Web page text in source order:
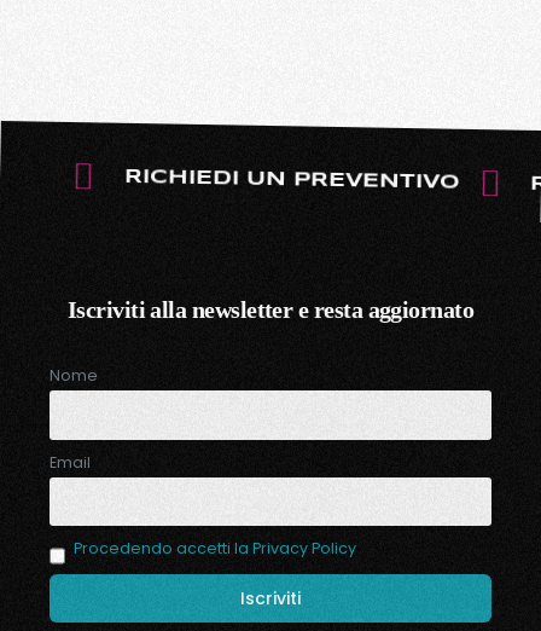
RICHIEDI UN PREVENTIVO
Iscriviti alla newsletter e resta aggiornato
Nome
Email
Procedendo accetti la Privacy Policy